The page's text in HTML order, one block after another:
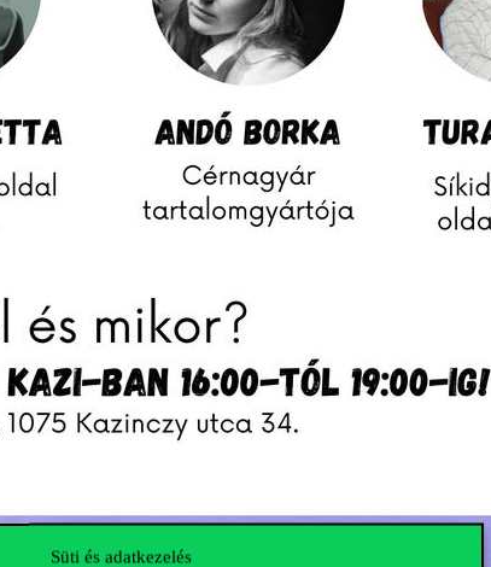
Süti és adatkezelés